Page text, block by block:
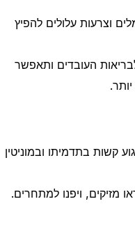
וצרעות עלולים להפיץ
העובדים ותאפשר
קשות בתדמיתו ובמוניטין
מזיקים, ויפנו למתחרים.